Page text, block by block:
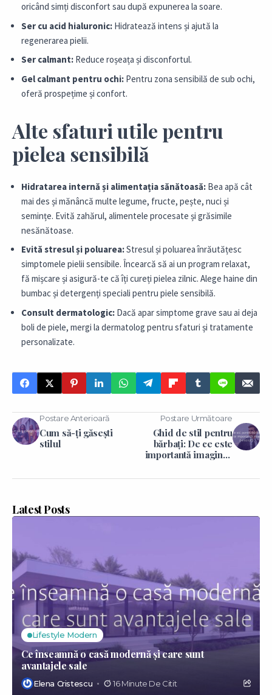
oricând simți disconfort sau după expunerea la soare.
Ser cu acid hialuronic: Hidratează intens și ajută la
regenerarea pielii.
Ser calmant: Reduce roșeața și disconfortul.
Gel calmant pentru ochi: Pentru zona sensibilă de sub ochi,
oferă prospețime și confort.
Alte sfaturi utile pentru
pielea sensibilă
Hidratarea internă și alimentația sănătoasă: Bea apă cât
mai des și mănâncă multe legume, fructe, pește, nuci și
semințe. Evită zahărul, alimentele procesate și grăsimile
nesănătoase.
Evită stresul și poluarea:Stresul și poluarea înrăutățesc
simptomele pielii sensibile. Încearcă să ai un program relaxat,
fă mișcare și asigură-te că îți cureți pielea zilnic. Alege haine din
bumbac și detergenți speciali pentru piele sensibilă.
Consult dermatologic: Dacă apar simptome grave sau ai deja
boli de piele, mergi la dermatolog pentru sfaturi și tratamente
personalizate.
Postare Anterioară
Cum să-ți găsești
stilul
Postare Următoare
Ghid de stil pentru
bărbați: De ce este
importantă imaginea
Latest Posts
Lifestyle Modern
Ce înseamnă o casă modernă și care sunt
avantajele sale
Elena Cristescu 16 Minute De Citit